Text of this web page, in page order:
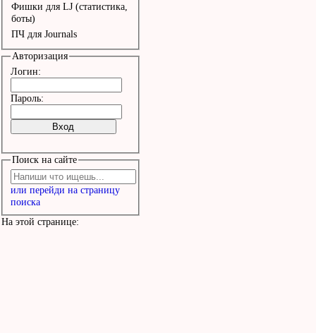
Фишки для LJ (статистика,
боты)
ПЧ для Journals
Авторизация
Логин:
Пароль:
Поиск на сайте
или перейди на страницу
поиска
На этой странице: